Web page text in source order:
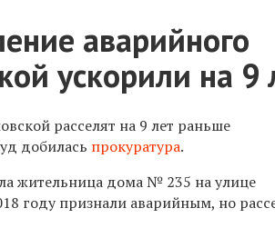
аварийного
ускорили на 9
расселят на 9 лет раньше
добилась прокуратура.
жительница дома № 235 на улице
году признали аварийным, но